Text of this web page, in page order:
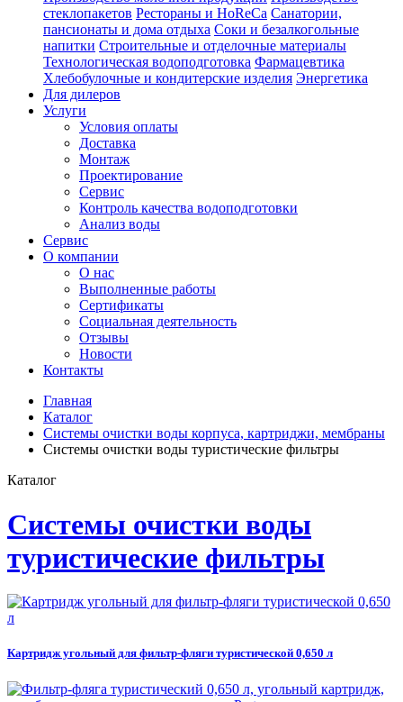
стеклопакетов Рестораны и HoReCa Санатории,
пансионаты и дома отдыха Соки и безалкогольные
напитки Строительные и отделочные материалы
Технологическая водоподготовка Фармацевтика
Хлебобулочные и кондитерские изделия Энергетика
Для дилеров
Услуги
Условия оплаты
Доставка
Монтаж
Проектирование
Сервис
Контроль качества водоподготовки
Анализ воды
Сервис
О компании
О нас
Выполненные работы
Сертификаты
Социальная деятельность
Отзывы
Новости
Контакты
Главная
Каталог
Системы очистки воды корпуса, картриджи, мембраны
Системы очистки воды туристические фильтры
Каталог
Системы очистки воды
туристические фильтры
Картридж угольный для фильтр-фляги туристической 0,650 л